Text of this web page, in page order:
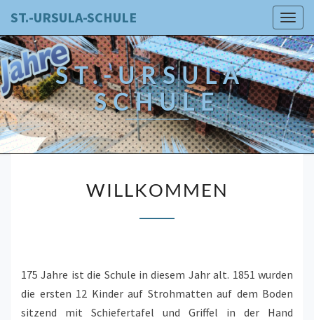
content
ST.-URSULA-SCHULE
ST.-URSULA-
SCHULE
WILLKOMMEN
175 Jahre ist die Schule in diesem Jahr alt. 1851 wurden
die ersten 12 Kinder auf Strohmatten auf dem Boden
sitzend mit Schiefertafel und Griffel in der Hand